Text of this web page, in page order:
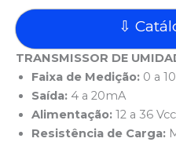
⇩
TRANSMISSOR DE
Faixa de Medição: 0 a
Saída: 4 a 20mA
Alimentação: 12 a 36
Resistência de Carga: